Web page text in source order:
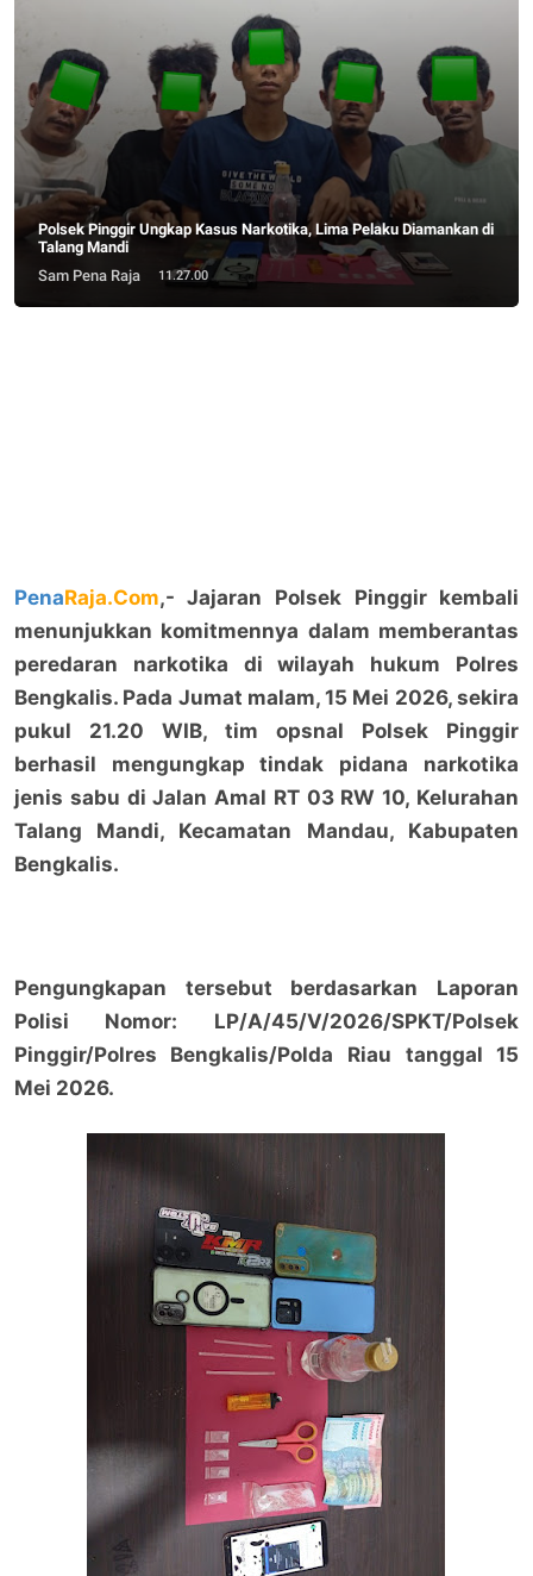
Polsek Pinggir Ungkap Kasus Narkotika, Lima Pelaku Diamankan di
Talang Mandi
Sam Pena Raja
11.27.00
PenaRaja.Com,- Jajaran Polsek Pinggir kembali
menunjukkan komitmennya dalam memberantas
peredaran narkotika di wilayah hukum Polres
Bengkalis. Pada Jumat malam, 15 Mei 2026, sekira
pukul 21.20 WIB, tim opsnal Polsek Pinggir
berhasil mengungkap tindak pidana narkotika
jenis sabu di Jalan Amal RT 03 RW 10, Kelurahan
Talang Mandi, Kecamatan Mandau, Kabupaten
Bengkalis.
Pengungkapan tersebut berdasarkan Laporan
Polisi Nomor: LP/A/45/V/2026/SPKT/Polsek
Pinggir/Polres Bengkalis/Polda Riau tanggal 15
Mei 2026.